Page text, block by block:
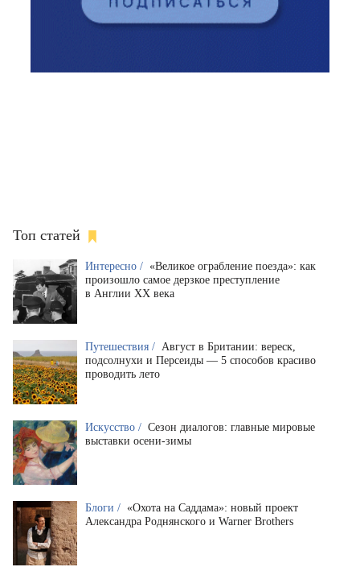
Топ статей
Интересно / «Великое ограбление поезда»: как
произошло самое дерзкое преступление
в Англии XX века
Путешествия / Август в Британии: вереск,
подсолнухи и Персеиды — 5 способов красиво
проводить лето
Искусство / Сезон диалогов: главные мировые
выставки осени-зимы
Блоги / «Охота на Саддама»: новый проект
Александра Роднянского и Warner Brothers